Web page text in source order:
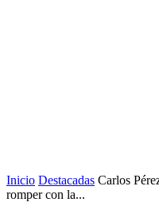
Inicio Destacadas Carlos
romper con la...